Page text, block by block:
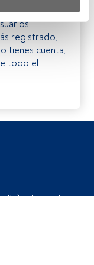
precisa. Analizar
para su
en un dispositivo
registrado,
tienes cuenta,
todo el
Política de privacidad